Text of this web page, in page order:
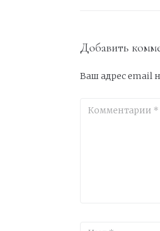
Добавить
Ваш адрес email